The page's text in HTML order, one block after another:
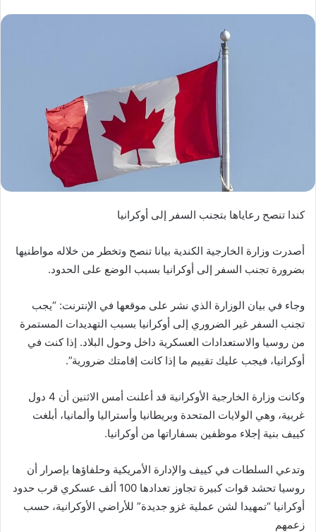
كندا تنصح رعاياها بتجنب السفر إلى أوكرانيا
أصدرت وزارة الخارجية الكندية بيانا تنصح وتخطر من خلاله مواطنيها
بضرورة تجنب السفر إلى أوكرانيا بسبب الوضع على الحدود.
وجاء في بيان الوزارة الذي نشر على موقعها في الإنترنت: “يجب
تجنب السفر غير الضروري إلى أوكرانيا بسبب التهديدات المستمرة
من روسيا والاستعدادات العسكرية داخل وحول البلاد. إذا كنت في
أوكرانيا، فيجب عليك تقييم ما إذا كانت إقامتك ضرورية”.
وكانت وزارة الخارجية الأوكرانية قد أعلنت أمس الاثنين أن 4 دول
غربية، وهي الولايات المتحدة وبريطانيا وأستراليا وألمانيا، أبلغت
كييف بنية إجلاء موظفين بسفاراتها من أوكرانيا.
وتدعي السلطات في كييف والإدارة الأمريكية وحلفاؤها بإصرار أن
روسيا تحشد قوات كبيرة تجاوز تعدادها 100 ألف عسكري قرب حدود
أوكرانيا “تمهيدا لشن عملية غزو جديدة” للأراضي الأوكرانية، حسب
زعمهم